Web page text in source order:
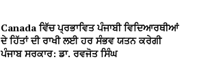
Canada ਵਿੱਚ ਪ੍ਰਭਾਵਿਤ ਪੰਜਾਬੀ ਵਿਦਿਆਰਥੀਆਂ
ਦੇ ਹਿੱਤਾਂ ਦੀ ਰਾਖੀ ਲਈ ਹਰ ਸੰਭਵ ਯਤਨ ਕਰੇਗੀ
ਪੰਜਾਬ ਸਰਕਾਰ: ਡਾ. ਰਵਜੋਤ ਸਿੰਘ